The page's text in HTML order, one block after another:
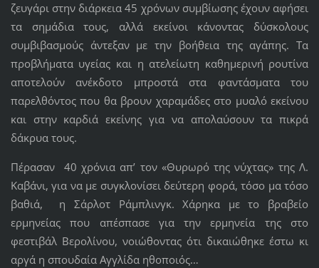
ζευγάρι στην διάρκεια 45 χρόνων συμβίωσης έχουν αφήσει
τα σημάδια τους, αλλά εκείνοι κάνοντας δύσκολους
συμβιβασμούς άντεξαν με την βοήθεια της αγάπης. Τα
προβλήματα υγείας και η ατελείωτη καθημερινή ρουτίνα
αποτελούν ανέκδοτο μπροστά στα φαντάσματα του
παρελθόντος που θα βρουν χαραμάδες στο μυαλό εκείνου
και στην καρδιά εκείνης για να απολαύσουν τα πικρά
δάκρυα τους.
Πέρασαν 40 χρόνια απ’ τον «Θυρωρό της νύχτας» της Λ.
Καβάνι, για να με συγκλονίσει δεύτερη φορά, τόσο μα τόσο
βαθιά, η Σάρλοτ Ράμπλινγκ. Χάρηκα με το βραβείο
ερμηνείας που απέσπασε για την ερμηνεία της στο
φεστιβάλ Βερολίνου, νοιώθοντας ότι δικαιώθηκε έστω κι
αργά η σπουδαία Αγγλίδα ηθοποιός…